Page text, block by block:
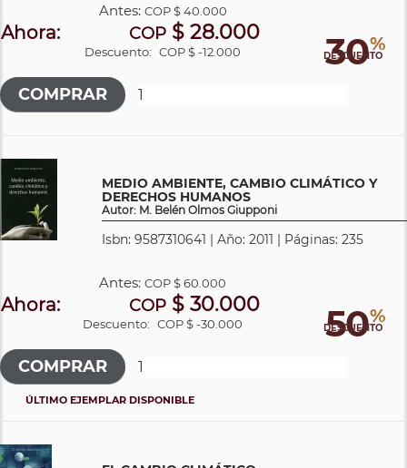
30%
DESCUENTO
Antes: COP$ 40.000
Ahora: COP $ 28.000
Descuento: COP $ -12.000
MEDIO AMBIENTE, CAMBIO CLIMÁTICO Y
DERECHOS HUMANOS
Autor: M. Belén Olmos Giupponi
Isbn: 9587310641 | Año: 2011 | Páginas: 235
50%
DESCUENTO
Antes:COP$ 60.000
Ahora: COP $ 30.000
Descuento: COP $ -30.000
ÚLTIMO EJEMPLAR DISPONIBLE